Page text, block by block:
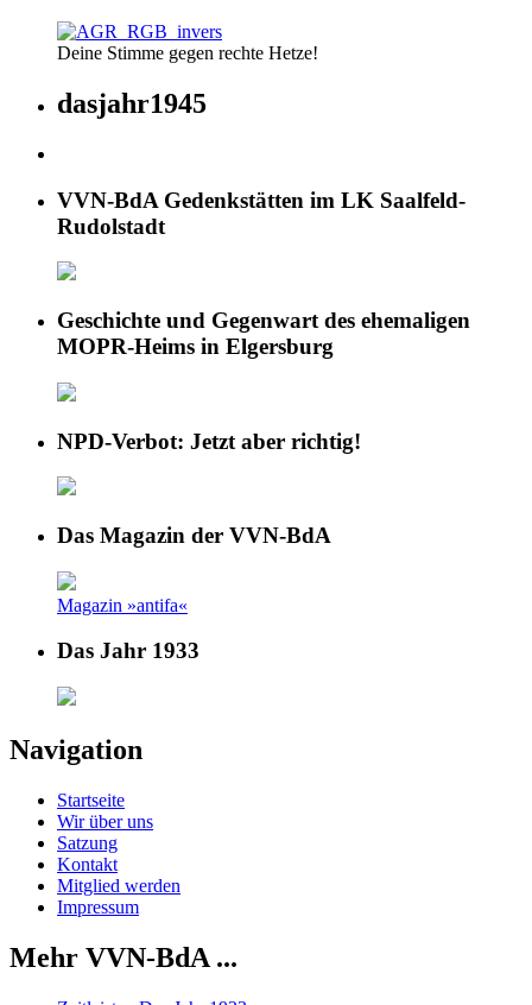
Deine Stimme gegen rechte Hetze!
dasjahr1945
VVN-BdA Gedenkstätten im LK Saalfeld-
Rudolstadt
Geschichte und Gegenwart des ehemaligen
MOPR-Heims in Elgersburg
NPD-Verbot: Jetzt aber richtig!
Das Magazin der VVN-BdA
Magazin »antifa«
Das Jahr 1933
Navigation
Startseite
Wir über uns
Satzung
Kontakt
Mitglied werden
Impressum
Mehr VVN-BdA ...